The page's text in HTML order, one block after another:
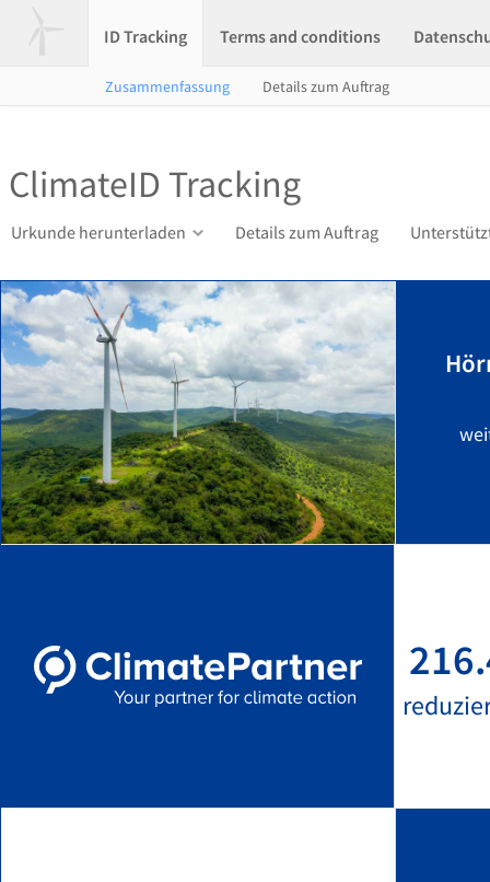
ID Tracking Terms and conditions
Zusammenfassung Details zum Auftrag
ClimateID Tracking
Urkunde herunterladen Details zum Auftrag